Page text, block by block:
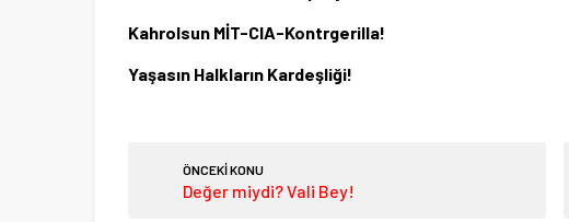
Kahrolsun MİT-CIA-Kontrgerilla!
Yaşasın Halkların Kardeşliği!
ÖNCEKİ KONU
Değer miydi? Vali Bey!